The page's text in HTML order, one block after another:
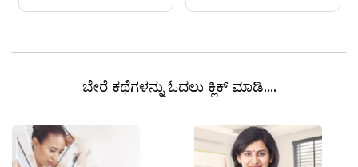
ಬೇರೆ ಕಥೆಗಳನ್ನು ಓದಲು ಕ್ಲಿಕ್ ಮಾಡಿ....